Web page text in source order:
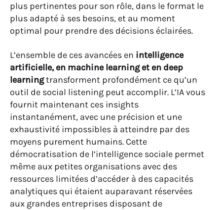
plus pertinentes pour son rôle, dans le format le
plus adapté à ses besoins, et au moment
optimal pour prendre des décisions éclairées.
L’ensemble de ces avancées en intelligence
artificielle, en machine learning et en deep
learningtransforment profondément ce qu’un
outil de social listening peut accomplir. L’IA vous
fournit maintenant ces insights
instantanément, avec une précision et une
exhaustivité impossibles à atteindre par des
moyens purement humains. Cette
démocratisation de l’intelligence sociale permet
même aux petites organisations avec des
ressources limitées d’accéder à des capacités
analytiques qui étaient auparavant réservées
aux grandes entreprises disposant de